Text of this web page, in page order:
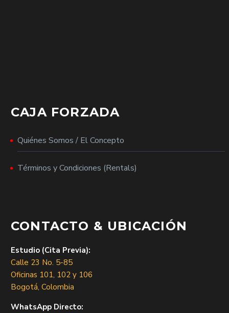
CAJA FORZADA
Quiénes Somos / El Concepto
Términos y Condiciones (Rentals)
CONTACTO & UBICACIÓN
Estudio (Cita Previa):
Calle 23 No. 5-85
Oficinas 101, 102 y 106
Bogotá, Colombia
WhatsApp Directo: